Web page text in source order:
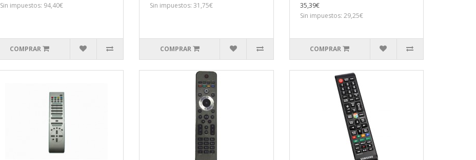
Sin impuestos: 94,40€
COMPRAR
Sin impuestos: 31,75€
COMPRAR
35,39€
Sin impuestos: 29,25€
COMPRAR